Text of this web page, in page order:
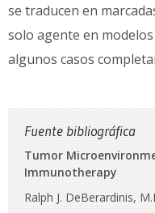
se traducen en
solo agente en
algunos casos
Fuente bibliográfica
Tumor
Immunotherapy
Ralph J. DeBerardinis,